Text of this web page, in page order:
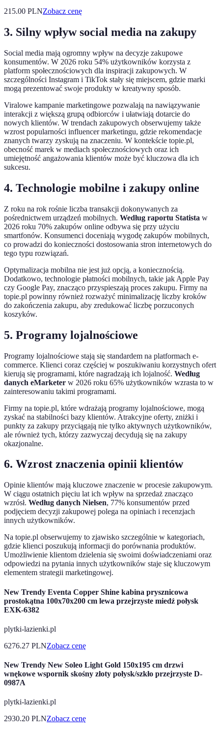
215.00 PLNZobacz cenę
3. Silny wpływ social media na zakupy
Social media mają ogromny wpływ na decyzje zakupowe
konsumentów. W 2026 roku 54% użytkowników korzysta z
platform społecznościowych dla inspiracji zakupowych. W
szczególności Instagram i TikTok stały się miejscem, gdzie marki
mogą prezentować swoje produkty w kreatywny sposób.
Viralowe kampanie marketingowe pozwalają na nawiązywanie
interakcji z większą grupą odbiorców i ułatwiają dotarcie do
nowych klientów. W trendach zakupowych obserwujemy także
wzrost popularności influencer marketingu, gdzie rekomendacje
znanych twarzy zyskują na znaczeniu. W kontekście topie.pl,
obecność marek w mediach społecznościowych oraz ich
umiejętność angażowania klientów może być kluczowa dla ich
sukcesu.
4. Technologie mobilne i zakupy online
Z roku na rok rośnie liczba transakcji dokonywanych za
pośrednictwem urządzeń mobilnych. Według raportu Statista w
2026 roku 70% zakupów online odbywa się przy użyciu
smartfonów. Konsumenci doceniają wygodę zakupów mobilnych,
co prowadzi do konieczności dostosowania stron internetowych do
tego typu rozwiązań.
Optymalizacja mobilna nie jest już opcją, a koniecznością.
Dodatkowo, technologie płatności mobilnych, takie jak Apple Pay
czy Google Pay, znacząco przyspieszają proces zakupu. Firmy na
topie.pl powinny również rozważyć minimalizację liczby kroków
do zakończenia zakupu, aby zredukować liczbę porzuconych
koszyków.
5. Programy lojalnościowe
Programy lojalnościowe stają się standardem na platformach e-
commerce. Klienci coraz częściej w poszukiwaniu korzystnych ofert
kierują się programami, które nagradzają ich lojalność. Według
danych eMarketer w 2026 roku 65% użytkowników wzrasta to w
zainteresowaniu takimi programami.
Firmy na topie.pl, które wdrażają programy lojalnościowe, mogą
zyskać na stabilności bazy klientów. Atrakcyjne oferty, zniżki i
punkty za zakupy przyciągają nie tylko aktywnych użytkowników,
ale również tych, którzy zazwyczaj decydują się na zakupy
okazjonalne.
6. Wzrost znaczenia opinii klientów
Opinie klientów mają kluczowe znaczenie w procesie zakupowym.
W ciągu ostatnich pięciu lat ich wpływ na sprzedaż znacząco
wzrósł. Według danych Nielsen, 77% konsumentów przed
podjęciem decyzji zakupowej polega na opiniach i recenzjach
innych użytkowników.
Na topie.pl obserwujemy to zjawisko szczególnie w kategoriach,
gdzie klienci poszukują informacji do porównania produktów.
Umożliwienie klientom dzielenia się swoimi doświadczeniami oraz
odpowiedzi na pytania innych użytkowników staje się kluczowym
elementem strategii marketingowej.
New Trendy Eventa Copper Shine kabina prysznicowa
prostokątna 100x70x200 cm lewa przejrzyste miedź połysk
EXK-6382
plytki-lazienki.pl
6276.27 PLNZobacz cenę
New Trendy New Soleo Light Gold 150x195 cm drzwi
wnękowe wspornik skośny złoty połysk/szkło przejrzyste D-
0987A
plytki-lazienki.pl
2930.20 PLNZobacz cenę